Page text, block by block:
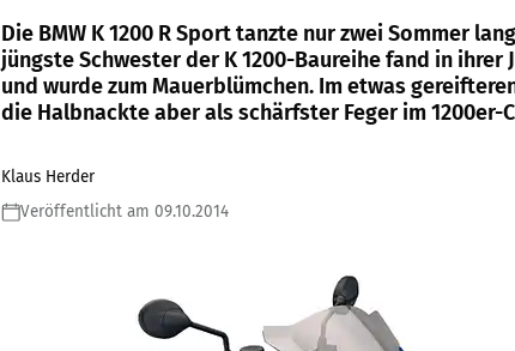
Die BMW K 1200 R Sport tanzte nur zwei Sommer
jüngste Schwester der K 1200-Baureihe fand in ihrer
und wurde zum Mauerblümchen. Im etwas
die Halbnackte aber als schärfster Feger im 1200er-
Klaus Herder
Veröffentlicht am 09.10.2014